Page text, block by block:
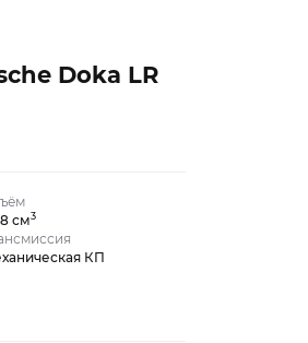
Doka LR
см3
КП